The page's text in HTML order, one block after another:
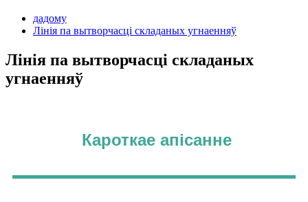
дадому
Лінія па вытворчасці складаных угнаенняў
Лінія па вытворчасці складаных
угнаенняў
Кароткае апісанне